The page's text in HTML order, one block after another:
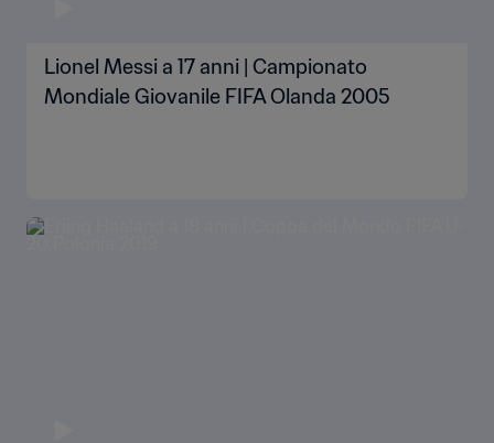
Lionel Messi a 17 anni | Campionato
Mondiale Giovanile FIFA Olanda 2005